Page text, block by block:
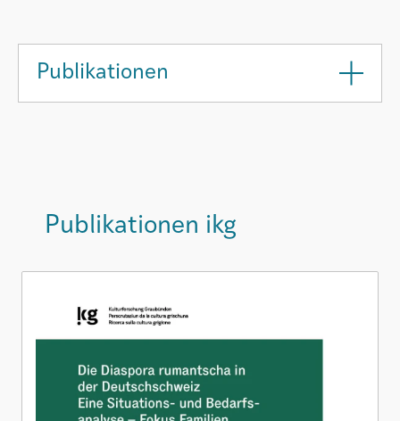
Publikationen
Publikationen ikg